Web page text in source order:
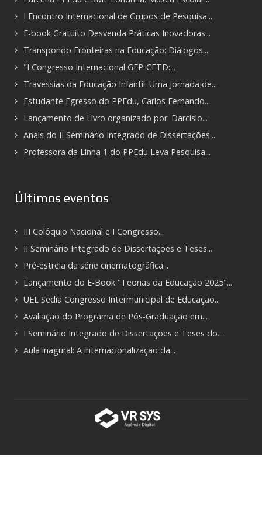
I Encontro Internacional de Grupos de Pesquisa...
E-book Gratuito Desvenda Práticas Inovadoras...
Transpondo Fronteiras na Educação: Diálogos...
"I Congresso Internacional GEP-CFTD:...
Travessias da Educação Infantil: Uma Jornada de...
Estudante Egresso do PPEdu, Carlos Fernando...
Lançamento de Livro organizado por: Darcísio...
Anais do II Seminário Integrado de Dissertações...
Professora da Linha 1 do PPEdu Leva Pesquisa...
Últimos eventos
III Colóquio Nacional e I Congresso...
II Seminário Integrado de Dissertações e Teses...
Pré-estreia da série cinematográfica...
Lançamento do E-Book "Teorias da Educação 2025"...
UEL Sedia Congresso Intermunicipal de Educação...
Avaliação do Programa de Pós-Graduação em...
I Seminário Integrado de Dissertações e Teses do...
Aula inagural: A internacionalização da...